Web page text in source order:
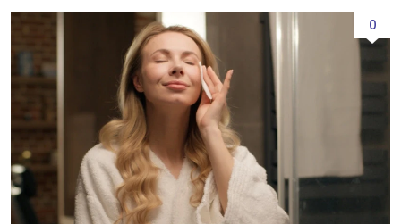
0